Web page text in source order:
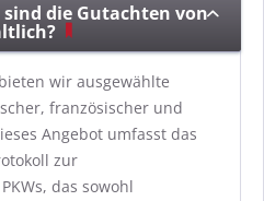
die Gutachten von
wir ausgewählte
französischer und
Angebot umfasst das
zur
das sowohl